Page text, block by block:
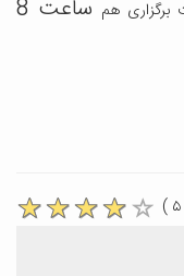
هم
ساعت 8
)